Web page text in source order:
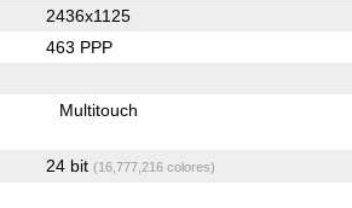
2436x1125
463 PPP
Multitouch
24 bit (16,777,216 colores)